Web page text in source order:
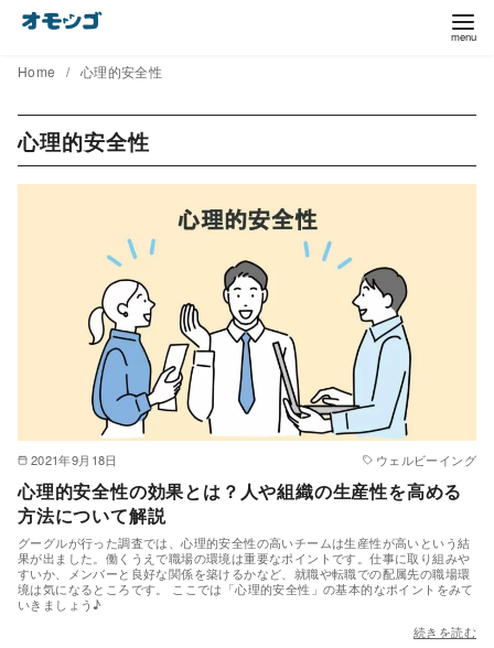
Home 心理的安全性
心理的安全性
2021年9月18日 ウェルビーイング
心理的安全性の効果とは？人や組織の生産性を高める
方法について解説
グーグルが行った調査では、心理的安全性の高いチームは生産性が高いという結
果が出ました。働くうえで職場の環境は重要なポイントです。仕事に取り組みや
すいか、メンバーと良好な関係を築けるかなど、就職や転職での配属先の職場環
境は気になるところです。 ここでは「心理的安全性」の基本的なポイントをみて
いきましょう♪
続きを読む